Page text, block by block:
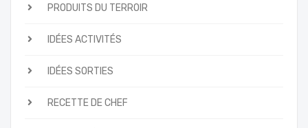
PRODUITS DU TERROIR
IDÉES ACTIVITÉS
IDÉES SORTIES
RECETTE DE CHEF